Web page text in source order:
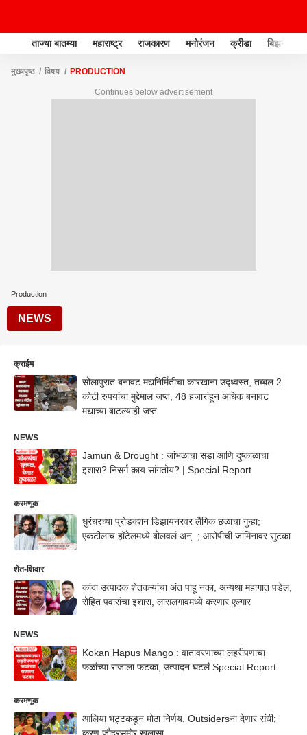
ताज्या बातम्या महाराष्ट्र राजकारण मनोरंजन क्रीडा बिझनेस
मुख्यपृष्ठ विषय PRODUCTION
Continues below advertisement
Production
NEWS
क्राईम
सोलापुरात बनावट मद्यनिर्मितीचा कारखाना उद्ध्वस्त, तब्बल 2
कोटी रुपयांचा मुद्देमाल जप्त, 48 हजारांहून अधिक बनावट
मद्याच्या बाटल्याही जप्त
NEWS
Jamun & Drought : जांभळाचा सडा आणि दुष्काळाचा
इशारा? निसर्ग काय सांगतोय? | Special Report
करमणूक
धुरंधरच्या प्रोडक्शन डिझायनरवर लैंगिक छळाचा गुन्हा;
एकटीलाच हॉटेलमध्ये बोलवलं अन्..; आरोपीची जामिनावर सुटका
शेत-शिवार
कांदा उत्पादक शेतकऱ्यांचा अंत पाहू नका, अन्यथा महागात पडेल,
रोहित पवारांचा इशारा, लासलगावमध्ये करणार एल्गार
NEWS
Kokan Hapus Mango : वातावरणाच्या लहरीपणाचा
फळांच्या राजाला फटका, उत्पादन घटलं Special Report
करमणूक
आलिया भट्टकडून मोठा निर्णय, Outsidersना देणार संधी;